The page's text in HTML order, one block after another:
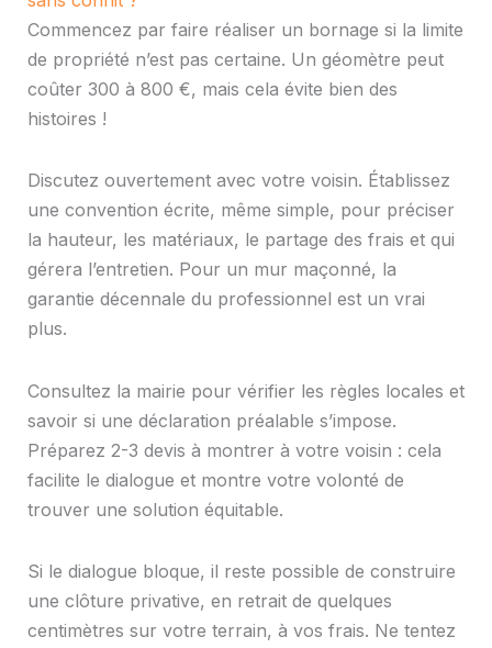
Commencez par faire réaliser un bornage si la limite
de propriété n’est pas certaine. Un géomètre peut
coûter 300 à 800 €, mais cela évite bien des
histoires !
Discutez ouvertement avec votre voisin. Établissez
une convention écrite, même simple, pour préciser
la hauteur, les matériaux, le partage des frais et qui
gérera l’entretien. Pour un mur maçonné, la
garantie décennale du professionnel est un vrai
plus.
Consultez la mairie pour vérifier les règles locales et
savoir si une déclaration préalable s’impose.
Préparez 2-3 devis à montrer à votre voisin : cela
facilite le dialogue et montre votre volonté de
trouver une solution équitable.
Si le dialogue bloque, il reste possible de construire
une clôture privative, en retrait de quelques
centimètres sur votre terrain, à vos frais. Ne tentez